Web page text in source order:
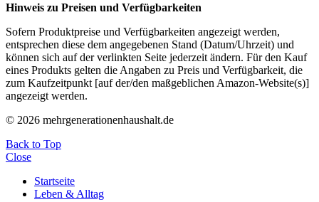
Hinweis zu Preisen und Verfügbarkeiten
Sofern Produktpreise und Verfügbarkeiten angezeigt werden,
entsprechen diese dem angegebenen Stand (Datum/Uhrzeit) und
können sich auf der verlinkten Seite jederzeit ändern. Für den Kauf
eines Produkts gelten die Angaben zu Preis und Verfügbarkeit, die
zum Kaufzeitpunkt [auf der/den maßgeblichen Amazon-Website(s)]
angezeigt werden.
© 2026 mehrgenerationenhaushalt.de
Back to Top
Close
Startseite
Leben & Alltag